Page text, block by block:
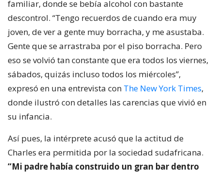
familiar, donde se bebía alcohol con bastante
descontrol. “Tengo recuerdos de cuando era muy
joven, de ver a gente muy borracha, y me asustaba.
Gente que se arrastraba por el piso borracha. Pero
eso se volvió tan constante que era todos los viernes,
sábados, quizás incluso todos los miércoles”,
expresó en una entrevista con The New York Times,
donde ilustró con detalles las carencias que vivió en
su infancia.
Así pues, la intérprete acusó que la actitud de
Charles era permitida por la sociedad sudafricana.
“Mi padre había construido un gran bar dentro